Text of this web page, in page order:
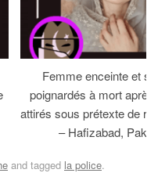
Femme enceinte et
poignardés à mort après
attirés sous prétexte de
– Hafizabad,
and tagged la police.